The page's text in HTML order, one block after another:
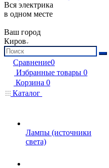
Вся электрика
в одном месте
Ваш город
Киров
Сравнение0
Избранные товары 0
Корзина 0
Каталог
Лампы (источники
света)